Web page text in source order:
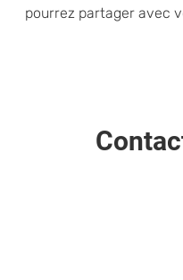
pourrez partager avec